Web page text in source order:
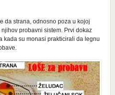
da strana, odnosno poza u kojoj
probavni sistem. Prvi dokaz
kada su monasi prakticirali da legnu